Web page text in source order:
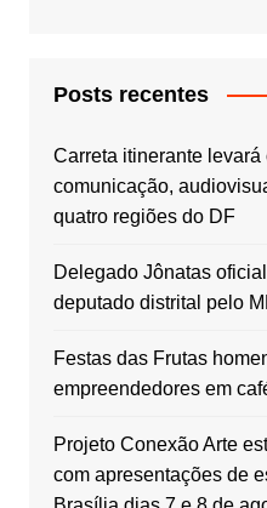
Posts recentes
Carreta itinerante
comunicação,
quatro regiões do DF
Delegado Jônatas
deputado distrital pelo
Festas das Frutas
empreendedores em
Projeto Conexão Arte
com apresentações de